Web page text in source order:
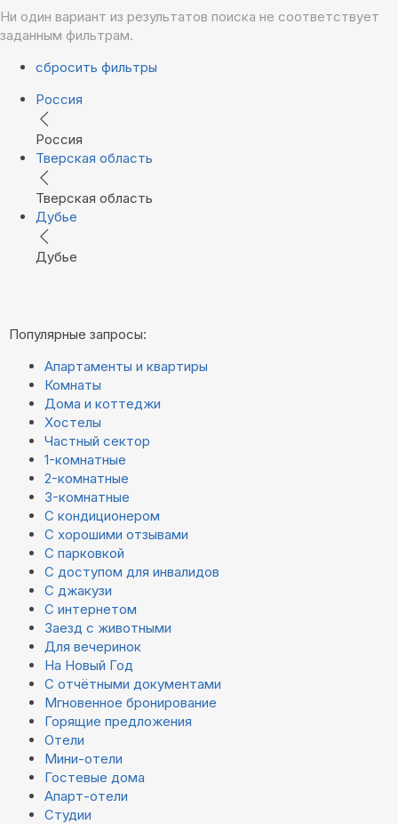
Ни один вариант из результатов поиска не соответствует
заданным фильтрам.
сбросить фильтры
Россия
Россия
Тверская область
Тверская область
Дубье
Дубье
Популярные запросы:
Апартаменты и квартиры
Комнаты
Дома и коттеджи
Хостелы
Частный сектор
1-комнатные
2-комнатные
3-комнатные
С кондиционером
С хорошими отзывами
С парковкой
С доступом для инвалидов
С джакузи
С интернетом
Заезд с животными
Для вечеринок
На Новый Год
С отчётными документами
Мгновенное бронирование
Горящие предложения
Отели
Мини-отели
Гостевые дома
Апарт-отели
Студии